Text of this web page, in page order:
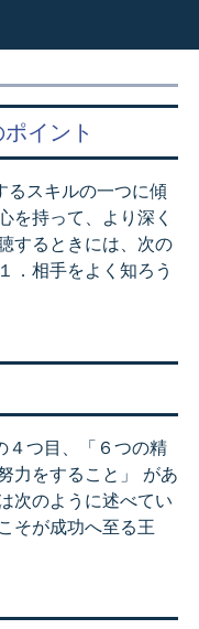
イント
るスキルの一つに傾
を持って、より深く
するときには、次の
．相手をよく知ろう
４つ目、「６つの精
力をすること」 があ
次のように述べてい
そが成功へ至る王